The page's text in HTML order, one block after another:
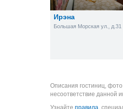
Ирэна
Большая Морская ул., д.31
Описания гостиниц,
несоответствие данной
Узнайте правила,